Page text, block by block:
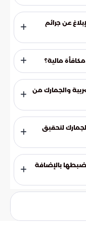
عن جرائم
مالية؟
والجمارك من
لتحقيق
ضبطها بالإضافة